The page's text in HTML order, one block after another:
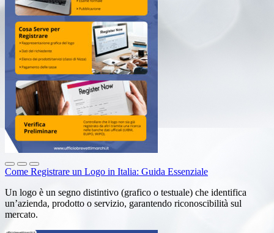
Come Registrare un Logo in Italia: Guida Essenziale
Un logo è un segno distintivo (grafico o testuale) che identifica
un’azienda, prodotto o servizio, garantendo riconoscibilità sul
mercato.